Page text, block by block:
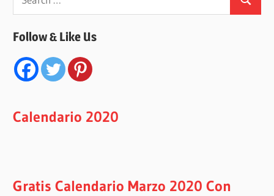
for:
Search
Follow & Like Us
Calendario 2020
Gratis Calendario Marzo 2020 Con